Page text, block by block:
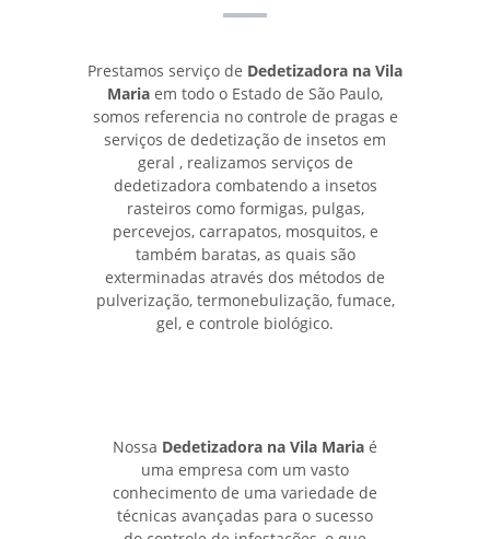
Prestamos serviço de Dedetizadora na Vila
Maria em todo o Estado de São Paulo,
somos referencia no controle de pragas e
serviços de dedetização de insetos em
geral , realizamos serviços de
dedetizadora combatendo a insetos
rasteiros como formigas, pulgas,
percevejos, carrapatos, mosquitos, e
também baratas, as quais são
exterminadas através dos métodos de
pulverização, termonebulização, fumace,
gel, e controle biológico.
Nossa Dedetizadora na Vila Maria é
uma empresa com um vasto
conhecimento de uma variedade de
técnicas avançadas para o sucesso